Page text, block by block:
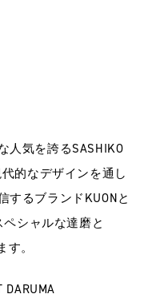
人気を誇るSASHIKO
的なデザインを通し
するブランドKUONと
シャルな達磨と
。
DARUMA